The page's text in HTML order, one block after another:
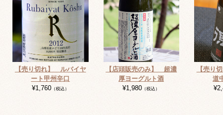
【売り切れ】 ルバイヤ
ート甲州辛口
¥1,760（税込）
【店頭販売のみ】 超濃
厚ヨーグルト酒
¥1,980 （税込）
【売
道